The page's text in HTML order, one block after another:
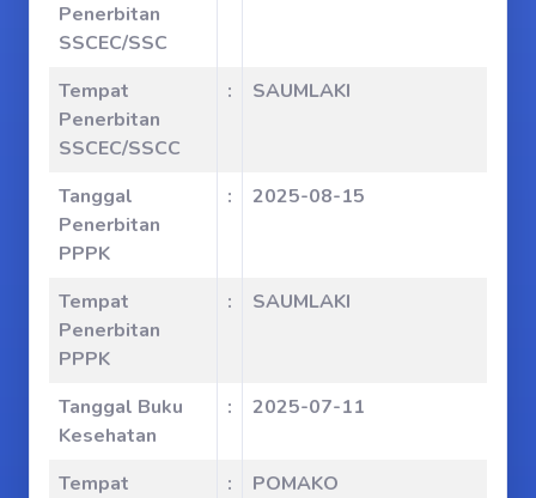
Penerbitan
SSCEC/SSC
Tempat
Penerbitan
SSCEC/SSCC
: SAUMLAKI
Tanggal
Penerbitan
PPPK
: 2025-08-15
Tempat
Penerbitan
PPPK
: SAUMLAKI
Tanggal Buku
Kesehatan
: 2025-07-11
Tempat
: POMAKO